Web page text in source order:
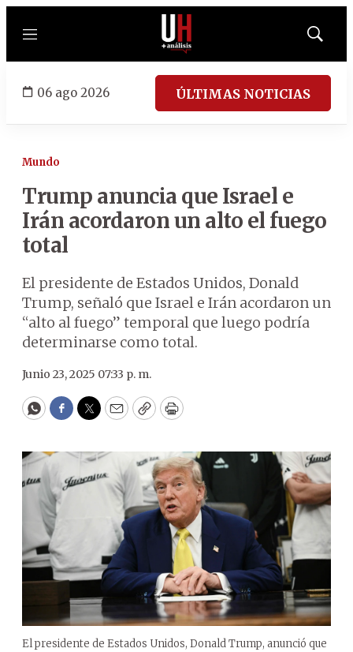
Menú
Mostrar
06 ago 2026 ÚLTIMAS NOTICIAS
Mundo
Trump anuncia que Israel e
Irán acordaron un alto el fuego
total
El presidente de Estados Unidos, Donald
Trump, señaló que Israel e Irán acordaron un
“alto al fuego” temporal que luego podría
determinarse como total.
Junio 23, 2025 07:33 p. m.
WhatsApp
Facebook
Twitter
EmailCopyPrint
El presidente de Estados Unidos, Donald Trump, anunció que